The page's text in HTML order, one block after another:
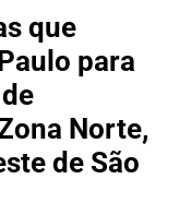
que
para
Norte,
de São